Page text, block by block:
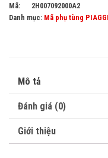
Mã:
2H007092000A2
Danh mục: Mã phụ tùng
Mô tả
Đánh giá (0)
Giới thiệu